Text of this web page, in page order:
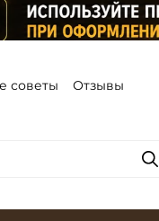
советы Отзывы